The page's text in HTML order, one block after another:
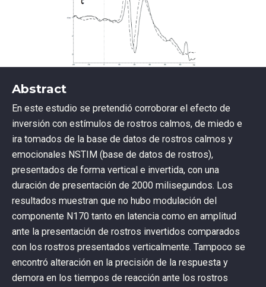
Abstract
En este estudio se pretendió corroborar el efecto de
inversión con estímulos de rostros calmos, de miedo e
ira tomados de la base de datos de rostros calmos y
emocionales NSTIM (base de datos de rostros),
presentados de forma vertical e invertida, con una
duración de presentación de 2000 milisegundos. Los
resultados muestran que no hubo modulación del
componente N170 tanto en latencia como en amplitud
ante la presentación de rostros invertidos comparados
con los rostros presentados verticalmente. Tampoco se
encontró alteración en la precisión de la respuesta y
demora en los tiempos de reacción ante los rostros